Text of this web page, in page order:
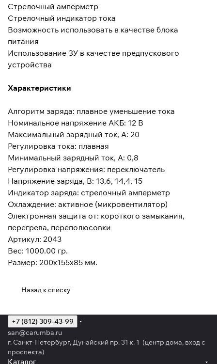
Стрелочный амперметр
Стрелочный индикатор тока
Возможность использовать в качестве блока
питания
Использование ЗУ в качестве предпускового
устройства
Характеристики
Алгоритм заряда: плавное уменьшение тока
Номинальное напряжение АКБ: 12 В
Максимальный зарядный ток, А: 20
Регулировка тока: плавная
Минимальный зарядный ток, А: 0,8
Регулировка напряжения: переключатель
Напряжение заряда, В: 13,6, 14,4, 15
Индикатор заряда: стрелочный амперметр
Охлаждение: активное (микровентилятор)
Электронная защита от: короткого замыкания,
перегрева, переполюсовки
Артикул: 2043
Вес: 1000.00 гр.
Размер: 200x155x85 мм.
Назад к списку
+7 (812) 309-43-99
san@carumba.ru
г. Санкт-Петербург, Дунайский пр. 31 к. 1 (центр дома, вход с
проспекта)
Каталог